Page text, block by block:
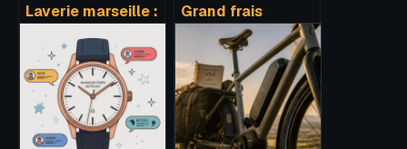
Laverie marseille :
pour choisir la
bonne adresse
Grand frais
ouverture
prochaine :
comment ne rien
rater des
nouveaux
magasins